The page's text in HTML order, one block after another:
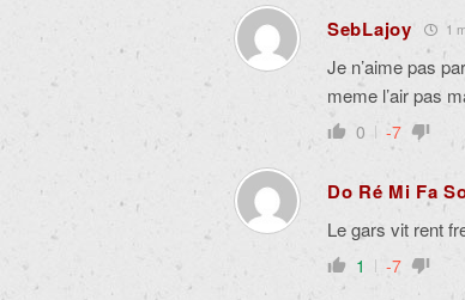
SebLajoy 1
Je n’aime pas
meme l’air pas
0 -7
Do Ré Mi Fa
Le gars vit rent
1 -7